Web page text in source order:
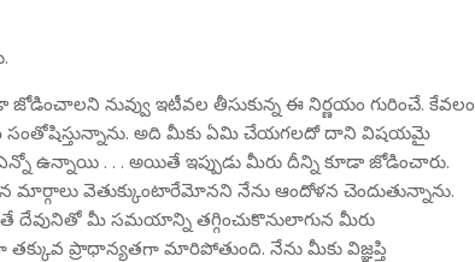
జోడించాలని నువ్వు ఇటీవల తీసుకున్న ఈ నిర్ణయం గురించే. కేవలం
అది మీకు ఏమి చేయగలదో దాని విషయమై
ఉన్నాయి . . . అయితే ఇప్పుడు మీరు దీన్ని కూడా జోడించారు.
వెతుక్కుంటారేమోనని నేను ఆందోళన చెందుతున్నాను.
దేవునితో మీ సమయాన్ని తగ్గించుకొనులాగున మీరు
ప్రాధాన్యతగా మారిపోతుంది. నేను మీకు విజ్ఞప్తి